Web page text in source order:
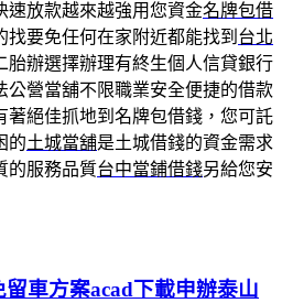
速放款越來越強用您資金名牌包借
要免任何在家附近都能找到 台北
胎辦選擇辦理有終生個人信貸銀行
公營當舖不限職業安全便捷的借款
著絕佳抓地到名牌包借錢，您可託
的土城當舖是土城借錢的資金需求
的服務品質台中當鋪借錢另給您安
車方案acad下載申辦泰山